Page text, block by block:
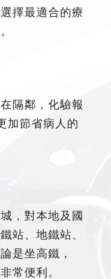
擇最適合的療
隔鄰，化驗報
加節省病人的
，對本地及國
站、地鐵站、
是坐高鐵，
常便利。